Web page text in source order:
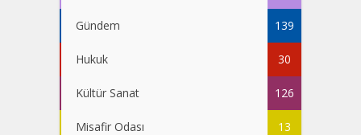
Gündem 139
Hukuk 30
Kültür Sanat 126
Misafir Odası 13